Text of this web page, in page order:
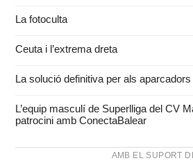
La fotoculta
Ceuta i l’extrema dreta
La solució definitiva per als aparcadors
L’equip masculí de Superlliga del CV
patrocini amb ConectaBalear
AMB EL SUPORT